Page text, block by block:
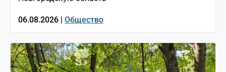
06.08.2026 | Общество